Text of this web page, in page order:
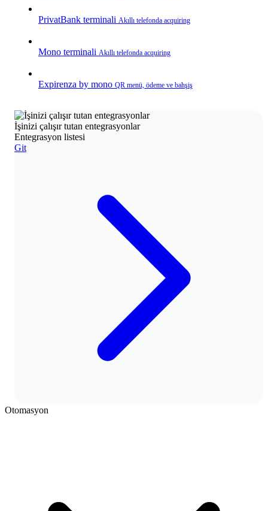
PrivatBank terminali Akıllı telefonda acquiring
Mono terminali Akıllı telefonda acquiring
Expirenza by mono QR menü, ödeme ve bahşiş
İşinizi çalışır tutan entegrasyonlar
Entegrasyon listesi
Git
Otomasyon